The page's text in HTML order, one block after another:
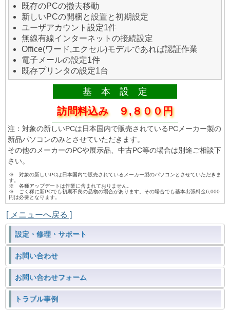
既存のPCの撤去移動
新しいPCの開梱と設置と初期設定
ユーザアカウント設定1件
無線有線インターネットの接続設定
Office(ワード,エクセル)モデルであれば認証作業
電子メールの設定1件
既存プリンタの設定1台
基 本 設 定
訪問料込み ９,８００円
注：対象の新しいPCは日本国内で販売されているPCメーカー製の
新品パソコンのみとさせていただきます。
その他のメーカーのPCや展示品、中古PC等の場合は別途ご相談下
さい。
※ 対象の新しいPCは日本国内で販売されているメーカー製のパソコンとさせていただきま
す。
※ 各種アップデートは作業に含まれておりません。
※ ごく稀に新PCでも初期不良の品物の場合があります。その場合でも基本出張料金6,000
円は必要となります。
[ メニューへ戻る ]
設定・修理・サポート
お問い合わせ
お問い合わせフォーム
トラブル事例